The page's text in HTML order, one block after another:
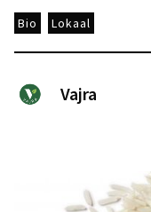
Bio Lokaal
Vajra